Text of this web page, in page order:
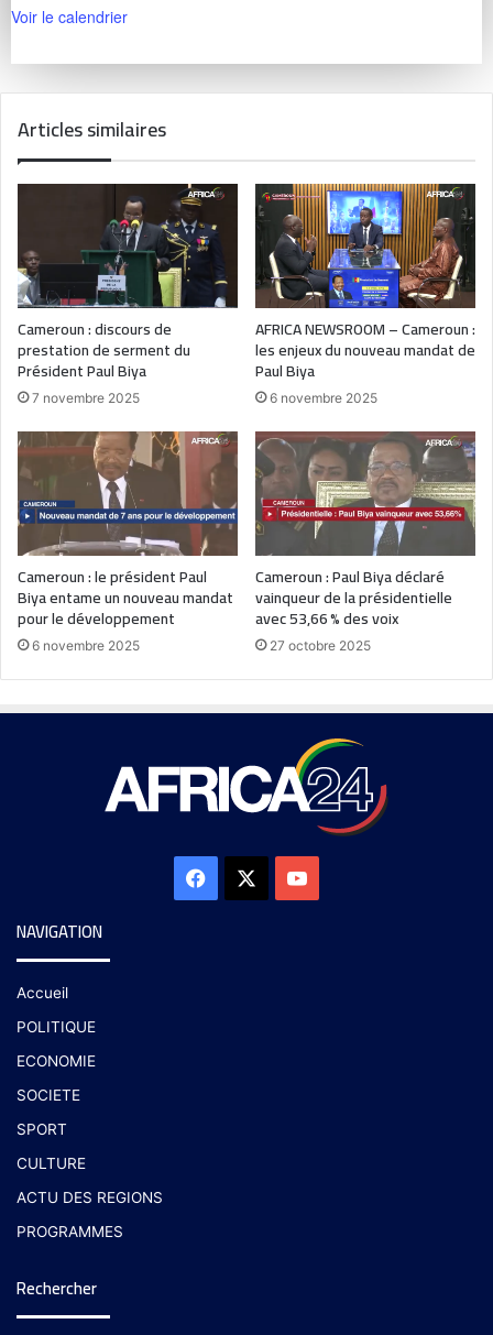
Voir le calendrier
Articles similaires
Cameroun : discours de
prestation de serment du
Président Paul Biya
7 novembre 2025
AFRICA NEWSROOM – Cameroun :
les enjeux du nouveau mandat de
Paul Biya
6 novembre 2025
Cameroun : le président Paul
Biya entame un nouveau mandat
pour le développement
6 novembre 2025
Cameroun : Paul Biya déclaré
vainqueur de la présidentielle
avec 53,66 % des voix
27 octobre 2025
NAVIGATION
Accueil
POLITIQUE
ECONOMIE
SOCIETE
SPORT
CULTURE
ACTU DES REGIONS
PROGRAMMES
Rechercher